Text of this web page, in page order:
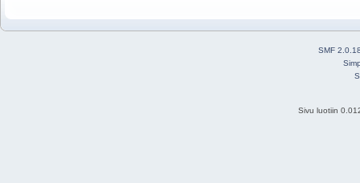
SMF
Sivu luotiin